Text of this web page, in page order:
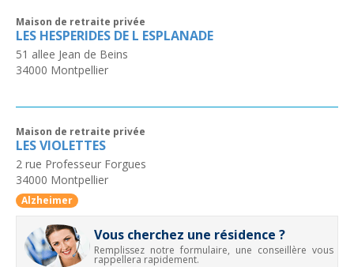
Maison de retraite privée
LES HESPERIDES DE L ESPLANADE
51 allee Jean de Beins
34000 Montpellier
Maison de retraite privée
LES VIOLETTES
2 rue Professeur Forgues
34000 Montpellier
Alzheimer
Vous cherchez une résidence ?
Remplissez notre formulaire, une conseillère vous
rappellera rapidement.